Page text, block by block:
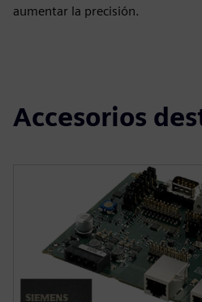
aumentar la precisión.
Accesorios